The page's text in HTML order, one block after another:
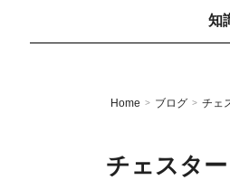
知
Home > ブログ > チェ
チェスタ